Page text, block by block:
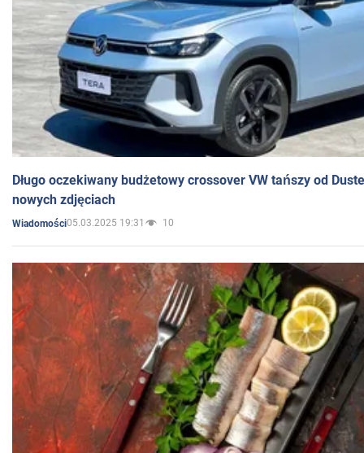
Długo oczekiwany budżetowy crossover VW tańszy od
nowych zdjęciach
Wiadomości05.03.2025 19:31 10